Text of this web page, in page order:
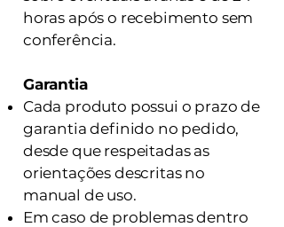
horas após o recebimento sem
conferência.
Garantia
Cada produto possui o prazo de
garantia definido no pedido,
desde que respeitadas as
orientações descritas no
manual de uso.
Em caso de problemas dentro